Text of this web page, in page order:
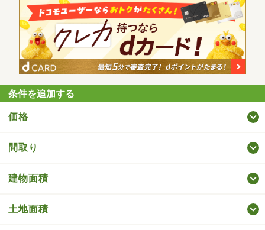
条件を追加する
価格
間取り
建物面積
土地面積